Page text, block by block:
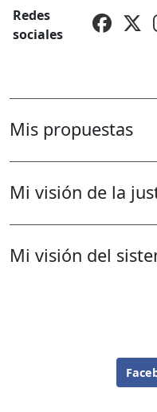
Redes
sociales
Mis propuestas
Mi visión de la
Mi visión del